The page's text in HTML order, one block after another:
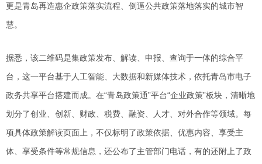
更是青岛再造惠企政策落实流程、倒逼公共政策落地落实的城市智
慧。
据悉，该二维码是集政策发布、解读、申报、查询于一体的综合平
台，这一平台基于人工智能、大数据和新媒体技术，依托青岛市电子
政务共享平台搭建而成。在“青岛政策通”平台“企业政策”板块，清晰地
划分了创业、创新、财政、税费、融资、人才、对外合作等领域。每
项具体政策解读页面上，不仅标明了政策依据、优惠内容、享受主
体、享受条件等常规信息，还公布了主管部门电话，有的还附上了政